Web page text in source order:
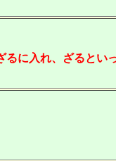
るに入れ、ざるとい